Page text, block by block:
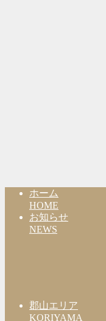
ホーム
HOME
お知らせ
NEWS
郡山エリア
KORIYAMA